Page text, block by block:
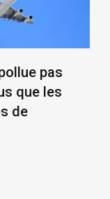
pas
que les
de